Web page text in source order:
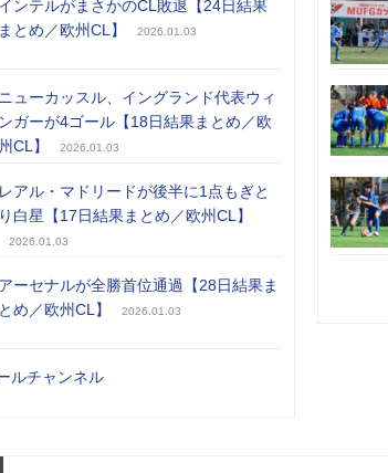
インテルがまさかのCL敗退【24日結果
まとめ／欧州CL】
2026.01.03
ニューカッスル、イングランド代表ウィ
ンガーが4ゴール【18日結果まとめ／欧
CL】
2026.01.03
レアル・マドリードが後半に1点もぎと
り白星【17日結果まとめ／欧州CL】
2026.01.03
アーセナルが全勝首位通過【28日結果ま
とめ／欧州CL】
2026.01.03